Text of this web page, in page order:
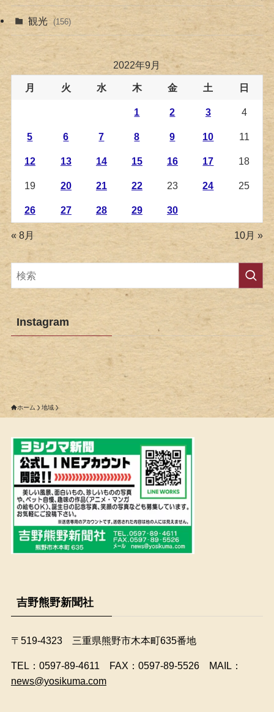
観光 (156)
2022年9月
月 火 水 木 金 土 日
1 2 3 4
5 6 7 8 9 10 11
12 13 14 15 16 17 18
19 20 21 22 23 24 25
26 27 28 29 30
« 8月 10月 »
Instagram
ホーム 地域
吉野熊野新聞社
〒519-4323 三重県熊野市木本町635番地
​TEL：0597-89-4611 FAX：0597-89-5526 MAIL：
news@yosikuma.com